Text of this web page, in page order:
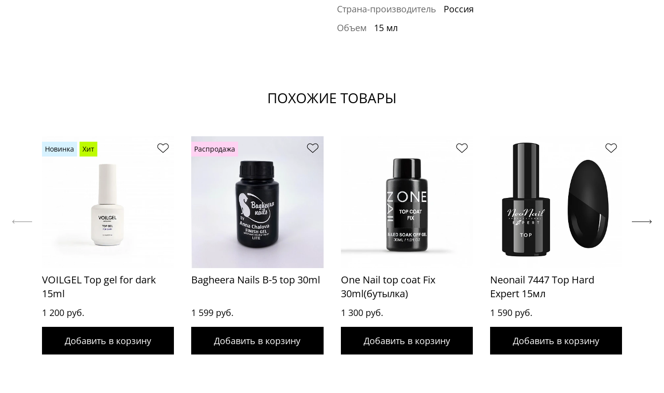
Страна-производитель
Россия
Объем
15 мл
ПОХОЖИЕ ТОВАРЫ
Новинка Хит
VOILGEL Top gel for dark
15ml
1 200 руб.
Добавить в корзину
Распродажа
Bagheera Nails B-5 top 30ml
1 599 руб.
Добавить в корзину
One Nail top coat Fix
30ml(бутылка)
1 300 руб.
Добавить в корзину
Neonail 7447 Top Hard
Expert 15мл
1 590 руб.
Добавить в корзину